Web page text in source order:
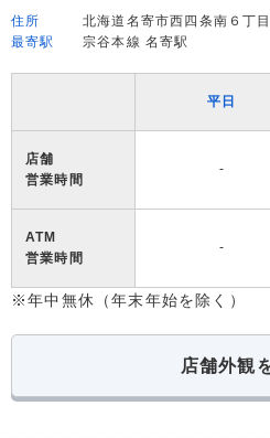
住所
北海道名寄市西四条南６丁
最寄駅
宗谷本線 名寄駅
平日
店舗
営業時間
-
ATM
営業時間
-
※年中無休（年末年始を除く）
店舗外観